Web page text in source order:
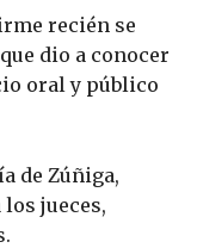
recién se
dio a conocer
oral y público
de Zúñiga,
jueces,